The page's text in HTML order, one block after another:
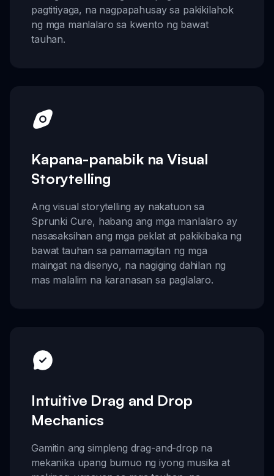
pagtitiyaga, na nagpapahusay sa pakikilahok
ng mga manlalaro sa kwento ng bawat
tauhan.
Kapana-panabik na Visual
Storytelling
Ang visual storytelling ay nakatuon sa
Sprunki Cure, habang ang mga manlalaro ay
nasasaksihan ang mga peklat at pakikibaka ng
bawat tauhan sa pamamagitan ng mga
maingat na disenyo, na nagiging dahilan ng
mas malalim na karanasan sa paglalaro.
Intuitive Drag and Drop
Mechanics
Gamitin ang simpleng drag-and-drop na
mekanika upang bumuo ng iyong musika at